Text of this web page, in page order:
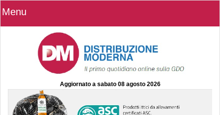
Menu
Aggiornato a sabato 08 agosto 2026